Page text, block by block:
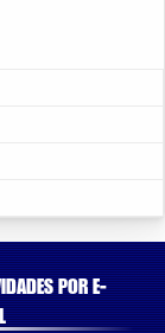
POR E-